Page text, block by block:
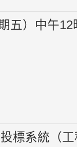
五）中午12
標系統（